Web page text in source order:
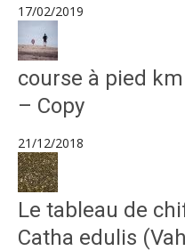
17/02/2019
course à pied
– Copy
21/12/2018
Le tableau de
Catha edulis